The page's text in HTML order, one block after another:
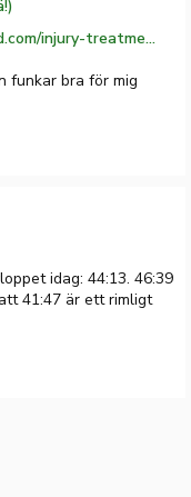
http://www.runnersworld.com/injury-treatment/stretching-and-strengthening-exercises-iliotibial-band-syndrome
funkar bra för mig
idag: 44:13. 46:39
41:47 är ett rimligt